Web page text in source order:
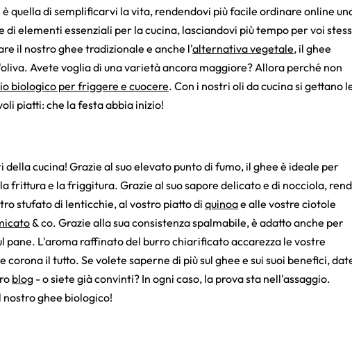
è quella di semplificarvi la vita, rendendovi più facile ordinare online
di elementi essenziali per la cucina, lasciandovi più tempo per voi
il nostro ghee tradizionale e anche l'alternativa vegetale, il ghee
Avete voglia di una varietà ancora maggiore? Allora perché non
biologico per friggere e cuocere. Con i nostri oli da cucina si gettano
piatti: che la festa abbia inizio!
della cucina! Grazie al suo elevato punto di fumo, il ghee è ideale per
frittura e la friggitura. Grazie al suo sapore delicato e di nocciola,
stufato di lenticchie, al vostro piatto diquinoae alle vostre ciotole
& co. Grazie alla sua consistenza spalmabile, è adatto anche per
pane. L'aroma raffinato del burro chiarificato accarezza le vostre
corona il tutto. Se volete saperne di più sul ghee e sui suoi benefici,
blog - o siete già convinti? In ogni caso, la prova sta nell'assaggio.
ghee biologico!